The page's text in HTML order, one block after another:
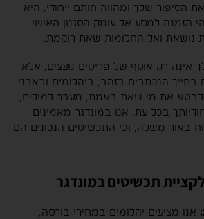
הסיפור שלך ומהווה חותם ייחודי, היא
הזמנה למסע אל עומק הסגנון האישי
נושאת ואל החלומות שאת רוקמת.
אינה רק אוסף של פריטים נוצצים, אלא
הנכתבים בזהב, ביהלומים ובאבני
את מי שאת באמת, מעבר למילים,
בכל עת. אנו במונדגר מאמינים
באור משלה, וכי התכשיטים הנכונים הם
תכשיטים במונדגר
אנו מציעים יהלומים במחירי בורסה,